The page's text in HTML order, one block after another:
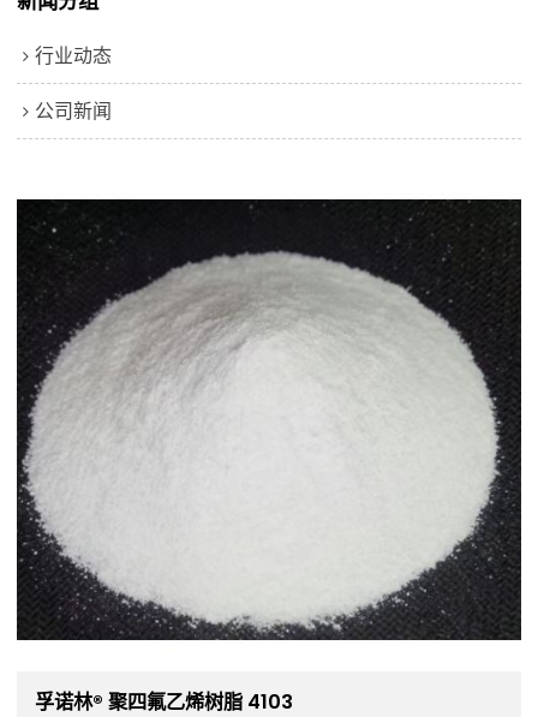
行业动态
公司新闻
孚诺林® 聚四氟乙烯树脂 4103